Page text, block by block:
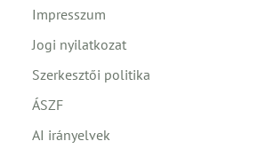
Impresszum
Jogi nyilatkozat
Szerkesztői politika
ÁSZF
AI irányelvek